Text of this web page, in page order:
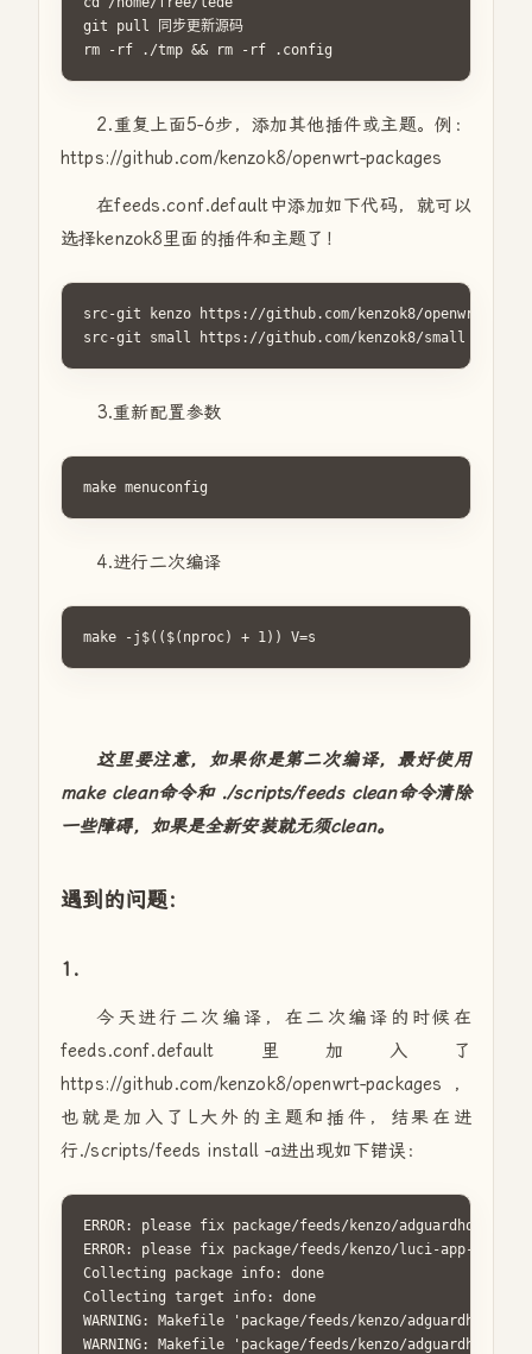
git pull 同步更新源码
rm -rf ./tmp && rm -rf .config
2.重复上面5-6步，添加其他插件或主题。例：
https://github.com/kenzok8/openwrt-packages
在feeds.conf.default中添加如下代码，就可以
选择kenzok8里面的插件和主题了！
src-git kenzo https://github.com/kenzok8/openwrt-
src-git small https://github.com/kenzok8/small
3.重新配置参数
make menuconfig
4.进行二次编译
make -j$(($(nproc) + 1)) V=s
这里要注意，如果你是第二次编译，最好使用
make clean命令和 ./scripts/feeds clean命令清除
一些障碍，如果是全新安装就无须clean。
遇到的问题：
1.
今天进行二次编译，在二次编译的时候在
feeds.conf.default里加入了
https://github.com/kenzok8/openwrt-packages，
也就是加入了L大外的主题和插件，结果在进
行./scripts/feeds install -a进出现如下错误：
ERROR: please fix package/feeds/kenzo/adguardhome/
ERROR: please fix package/feeds/kenzo/luci-app-
Collecting package info: done
Collecting target info: done
WARNING: Makefile 'package/feeds/kenzo/
WARNING: Makefile 'package/feeds/kenzo/